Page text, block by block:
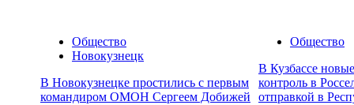
Общество
Новокузнецк
В Новокузнецке простились с первым
командиром ОМОН Сергеем Добижей
Общество
В Кузбассе
контроль в
отправкой в